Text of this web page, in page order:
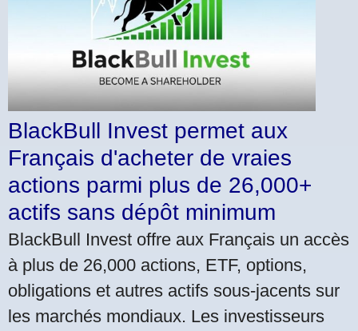
BlackBull Invest permet aux
Français d'acheter de vraies
actions parmi plus de 26,000+
actifs sans dépôt minimum
BlackBull Invest offre aux Français un accès
à plus de 26,000 actions, ETF, options,
obligations et autres actifs sous-jacents sur
les marchés mondiaux. Les investisseurs